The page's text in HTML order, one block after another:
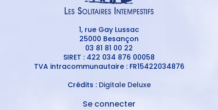
1, rue Gay Lussac
25000 Besançon
03 81 81 00 22
SIRET : 422 034 876 00058
TVA intracommunautaire : FR15422034876
Crédits : Digitale Deluxe
Se connecter